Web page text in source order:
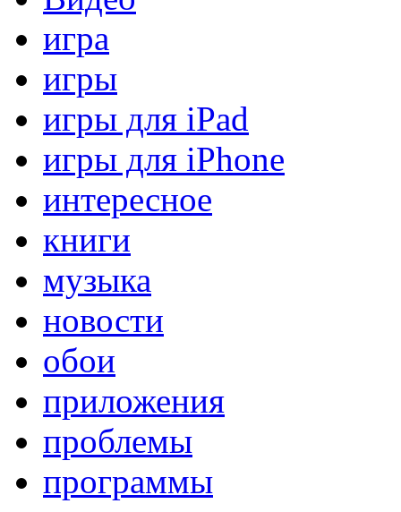
игра
игры
игры для iPad
игры для iPhone
интересное
книги
музыка
новости
обои
приложения
проблемы
программы